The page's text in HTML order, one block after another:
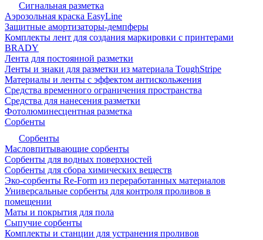
Сигнальная разметка
Аэрозольная краска EasyLine
Защитные амортизаторы-демпферы
Комплекты лент для создания маркировки с принтерами
BRADY
Лента для постоянной разметки
Ленты и знаки для разметки из материала ToughStripe
Материалы и ленты с эффектом антискольжения
Средства временного ограничения пространства
Средства для нанесения разметки
Фотолюминесцентная разметка
Сорбенты
Сорбенты
Масловпитывающие сорбенты
Сорбенты для водных поверхностей
Сорбенты для сбора химических веществ
Эко-сорбенты Re-Form из переработанных материалов
Универсальные сорбенты для контроля проливов в
помещении
Маты и покрытия для пола
Сыпучие сорбенты
Комплекты и станции для устранения проливов